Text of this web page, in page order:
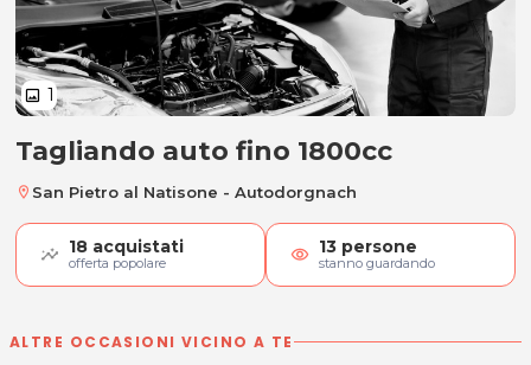
image 1
Tagliando auto fino 1800cc
Tagliando auto fino 1800cc
location_on San Pietro al Natisone - Autodorgnach
18 acquistati
offerta popolare visibility 13 persone
stanno guardando
ALTRE OCCASIONI VICINO A TE